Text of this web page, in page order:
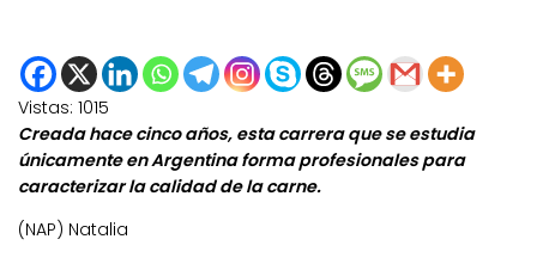
Vistas: 1015
Creada hace cinco años, esta carrera que se estudia
únicamente en Argentina forma profesionales para
caracterizar la calidad de la carne.
(NAP) Natalia